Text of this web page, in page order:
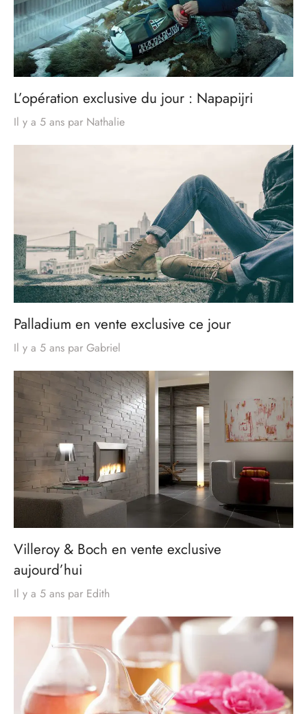
L’opération exclusive du jour : Napapijri
Il y a 5 ans par Nathalie
Palladium en vente exclusive ce jour
Il y a 5 ans par Gabriel
Villeroy & Boch en vente exclusive
aujourd’hui
Il y a 5 ans par Edith